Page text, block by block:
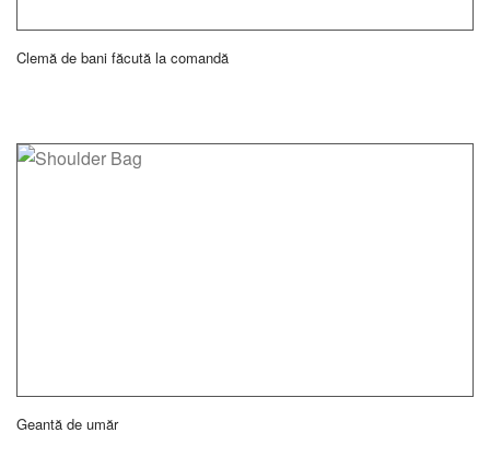
Clemă de bani făcută la comandă
Geantă de umăr